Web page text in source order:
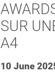
SUR
A4
10 June